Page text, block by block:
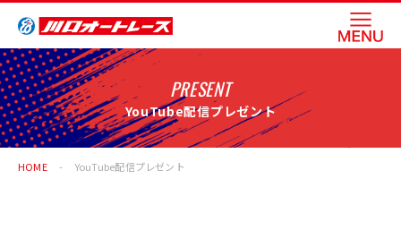
PRESENT
YouTube配信プレゼント
HOME YouTube配信プレゼント